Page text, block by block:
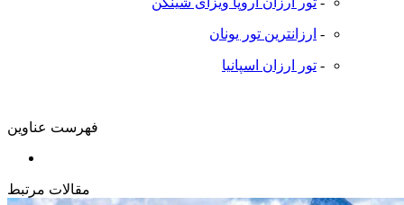
- ارزانترین تور یونان
- تور ارزان اسپانیا
فهرست عناوین
مقالات مرتبط